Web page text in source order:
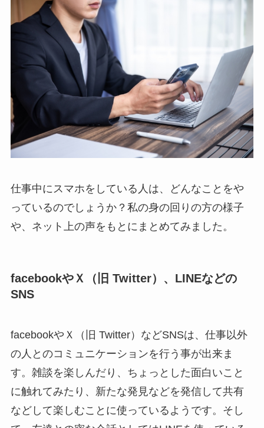
仕事中にスマホをしている人は、どんなことをや
っているのでしょうか？私の身の回りの方の様子
や、ネット上の声をもとにまとめてみました。
facebookやＸ（旧 Twitter）、LINEなどの
SNS
facebookやＸ（旧 Twitter）などSNSは、仕事以外
の人とのコミュニケーションを行う事が出来ま
す。雑談を楽しんだり、ちょっとした面白いこと
に触れてみたり、新たな発見などを発信して共有
などして楽しむことに使っているようです。そし